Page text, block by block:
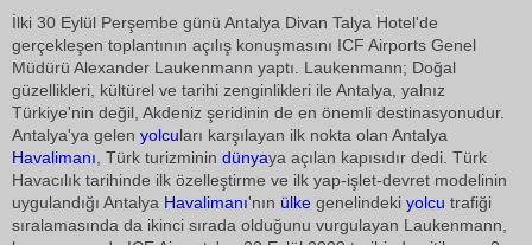
İlki 30 Eylül Perşembe günü Antalya Divan Talya Hotel'de
gerçekleşen toplantının açılış konuşmasını ICF Airports Genel
Müdürü Alexander Laukenmann yaptı. Laukenmann; Doğal
güzellikleri, kültürel ve tarihi zenginlikleri ile Antalya, yalnız
Türkiye'nin değil, Akdeniz şeridinin de en önemli destinasyonudur.
Antalya'ya gelen yolcuları karşılayan ilk nokta olan Antalya
Havalimanı , Türk turizminin dünyaya açılan kapısıdır dedi. Türk
Havacılık tarihinde ilk özelleştirme ve ilk yap-işlet-devret modelinin
uygulandığı Antalya Havalimanı'nın ülke genelindeki yolcu trafiği
sıralamasında da ikinci sırada olduğunu vurgulayan Laukenmann,